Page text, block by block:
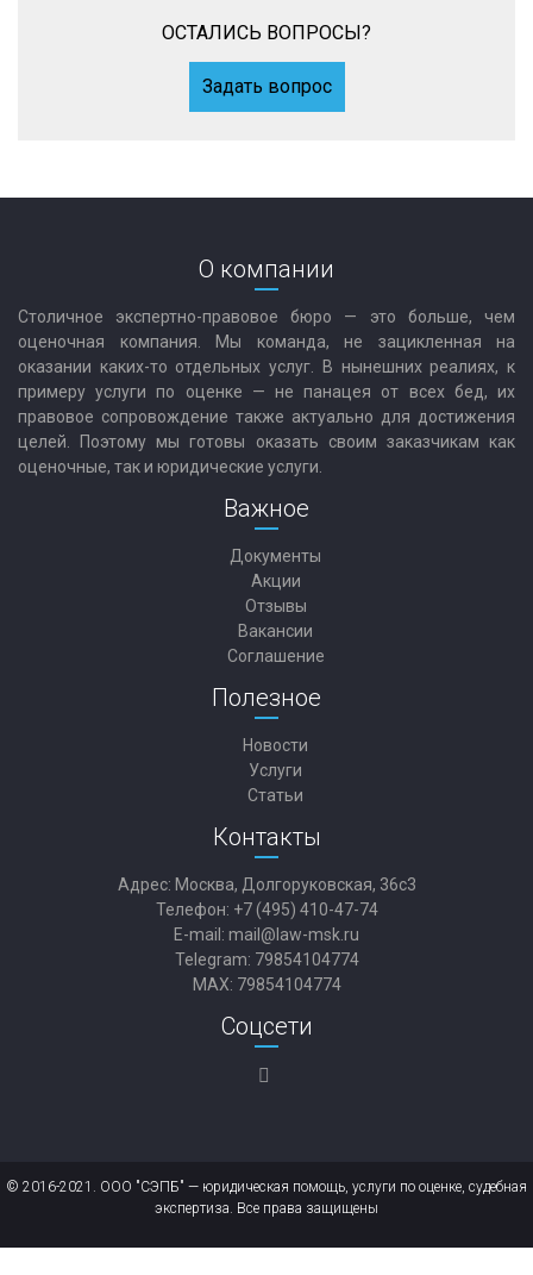
ОСТАЛИСЬ ВОПРОСЫ?
Задать вопрос
О компании
Столичное экспертно-правовое бюро — это больше, чем
оценочная компания. Мы команда, не зацикленная на
оказании каких-то отдельных услуг. В нынешних реалиях, к
примеру услуги по оценке — не панацея от всех бед, их
правовое сопровождение также актуально для достижения
целей. Поэтому мы готовы оказать своим заказчикам как
оценочные, так и юридические услуги.
Важное
Документы
Акции
Отзывы
Вакансии
Соглашение
Полезное
Новости
Услуги
Статьи
Контакты
Адрес: Москва, Долгоруковская, 36с3
Телефон: +7 (495) 410-47-74
E-mail: mail@law-msk.ru
Telegram: 79854104774
MAX: 79854104774
Соцсети
© 2016-2021. ООО "СЭПБ" — юридическая помощь, услуги по оценке, судебная
экспертиза. Все права защищены